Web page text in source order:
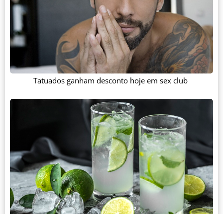
Tatuados ganham desconto hoje em sex club